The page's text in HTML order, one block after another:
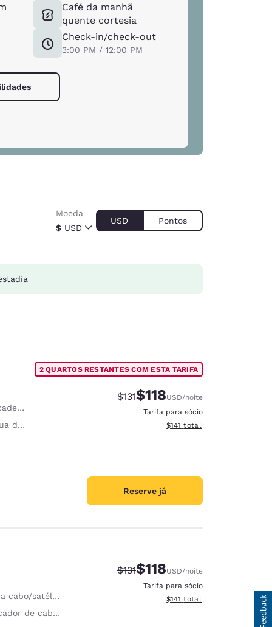
Café da manhã
quente cortesia
Check-in/check-out
3:00 PM / 12:00 PM
$ USD
Moeda
USD Pontos
roupa
2 QUARTOS RESTANTES COM ESTA TARIFA
Tarifa anterior “tachada”:
$131Tarifa com desconto:
$118USD/noite
Tarifa para sócio
Exibir detalhes do total
$141 total
Reserve já
cabo/satélite
de cabelo
Tarifa anterior “tachada”:
$131Tarifa com desconto:
$118USD/noite
Tarifa para sócio
Exibir detalhes do total
$141 total